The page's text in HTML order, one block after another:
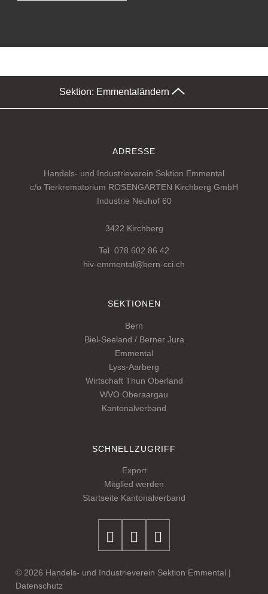
Sektion: Emmentaländern
ADRESSE
Handels- und Industrieverein Sektion Emmental
c/o Tierkrematorium ROSENGARTEN Kirchberg GmbH
Industrie Neuhof 60
3422 Kirchberg
Tel. 078 602 86 42
hiv-emmental@bern-cci.ch
SEKTIONEN
Bern
Biel-Seeland / Berner Jura
Emmental
Lyss-Aarberg
Wirtschaft Thun Oberland
WVO Oberaargau
Kantonalverband
SCHNELLZUGRIFF
Export
Mitglied werden
Startseite Kantonalverband
© 2026 Handels- und Industrieverein Sektion Emmental |
Datenschutz